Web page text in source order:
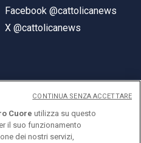
Facebook @cattolicanews
X @cattolicanews
Cuore utilizza su questo
il suo funzionamento
dei nostri servizi,
CONTINUA SENZA ACCETTARE